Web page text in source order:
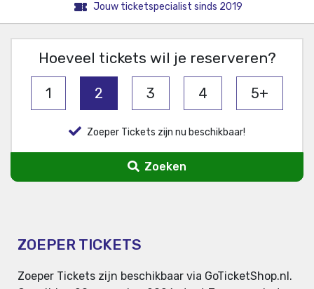
Jouw ticketspecialist sinds 2019
Hoeveel tickets wil je reserveren?
1 2 3 4 5+
Zoeper Tickets zijn nu beschikbaar!
Zoeken
ZOEPER TICKETS
Zoeper Tickets zijn beschikbaar via GoTicketShop.nl.